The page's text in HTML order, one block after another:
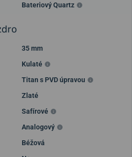
Bateriový Quartz
35 mm
Kulaté
Titan s PVD úpravou
Zlaté
Safírové
Analogový
Béžová